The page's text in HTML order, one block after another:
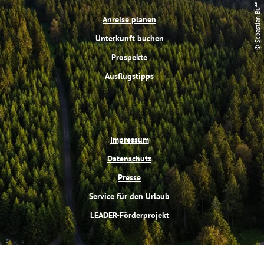
© Sebastian Buff
o
o
k
r
e
s
t
b
e
g
r
a
m
Anreise planen
Unterkunft buchen
Prospekte
Ausflugstipps
Impressum
Datenschutz
Presse
Service für den Urlaub
LEADER-Förderprojekt